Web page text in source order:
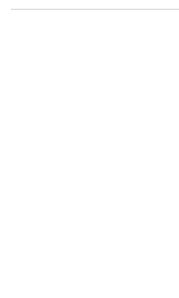
hvězdiček.